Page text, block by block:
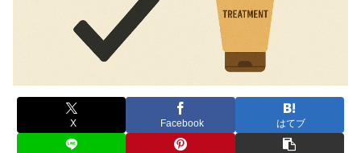
X Facebook はてブ